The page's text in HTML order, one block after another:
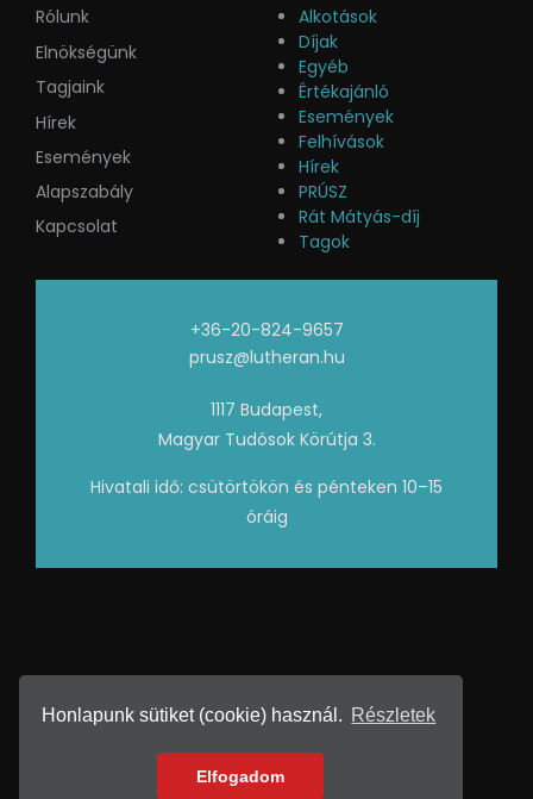
Honlapunk sütiket (cookie) használ. Részletek
Elfogadom
Rólunk
Elnökségünk
Tagjaink
Hírek
Események
Alapszabály
Kapcsolat
Alkotások
Díjak
Egyéb
Értékajánló
Események
Felhívások
Hírek
PRÚSZ
Rát Mátyás-díj
Tagok
+36-20-824-9657
prusz@lutheran.hu
1117 Budapest,
Magyar Tudósok Körútja 3.
Hivatali idő: csütörtökön és pénteken 10–15
óráig
2026 • Készítette:
Adatvédelem